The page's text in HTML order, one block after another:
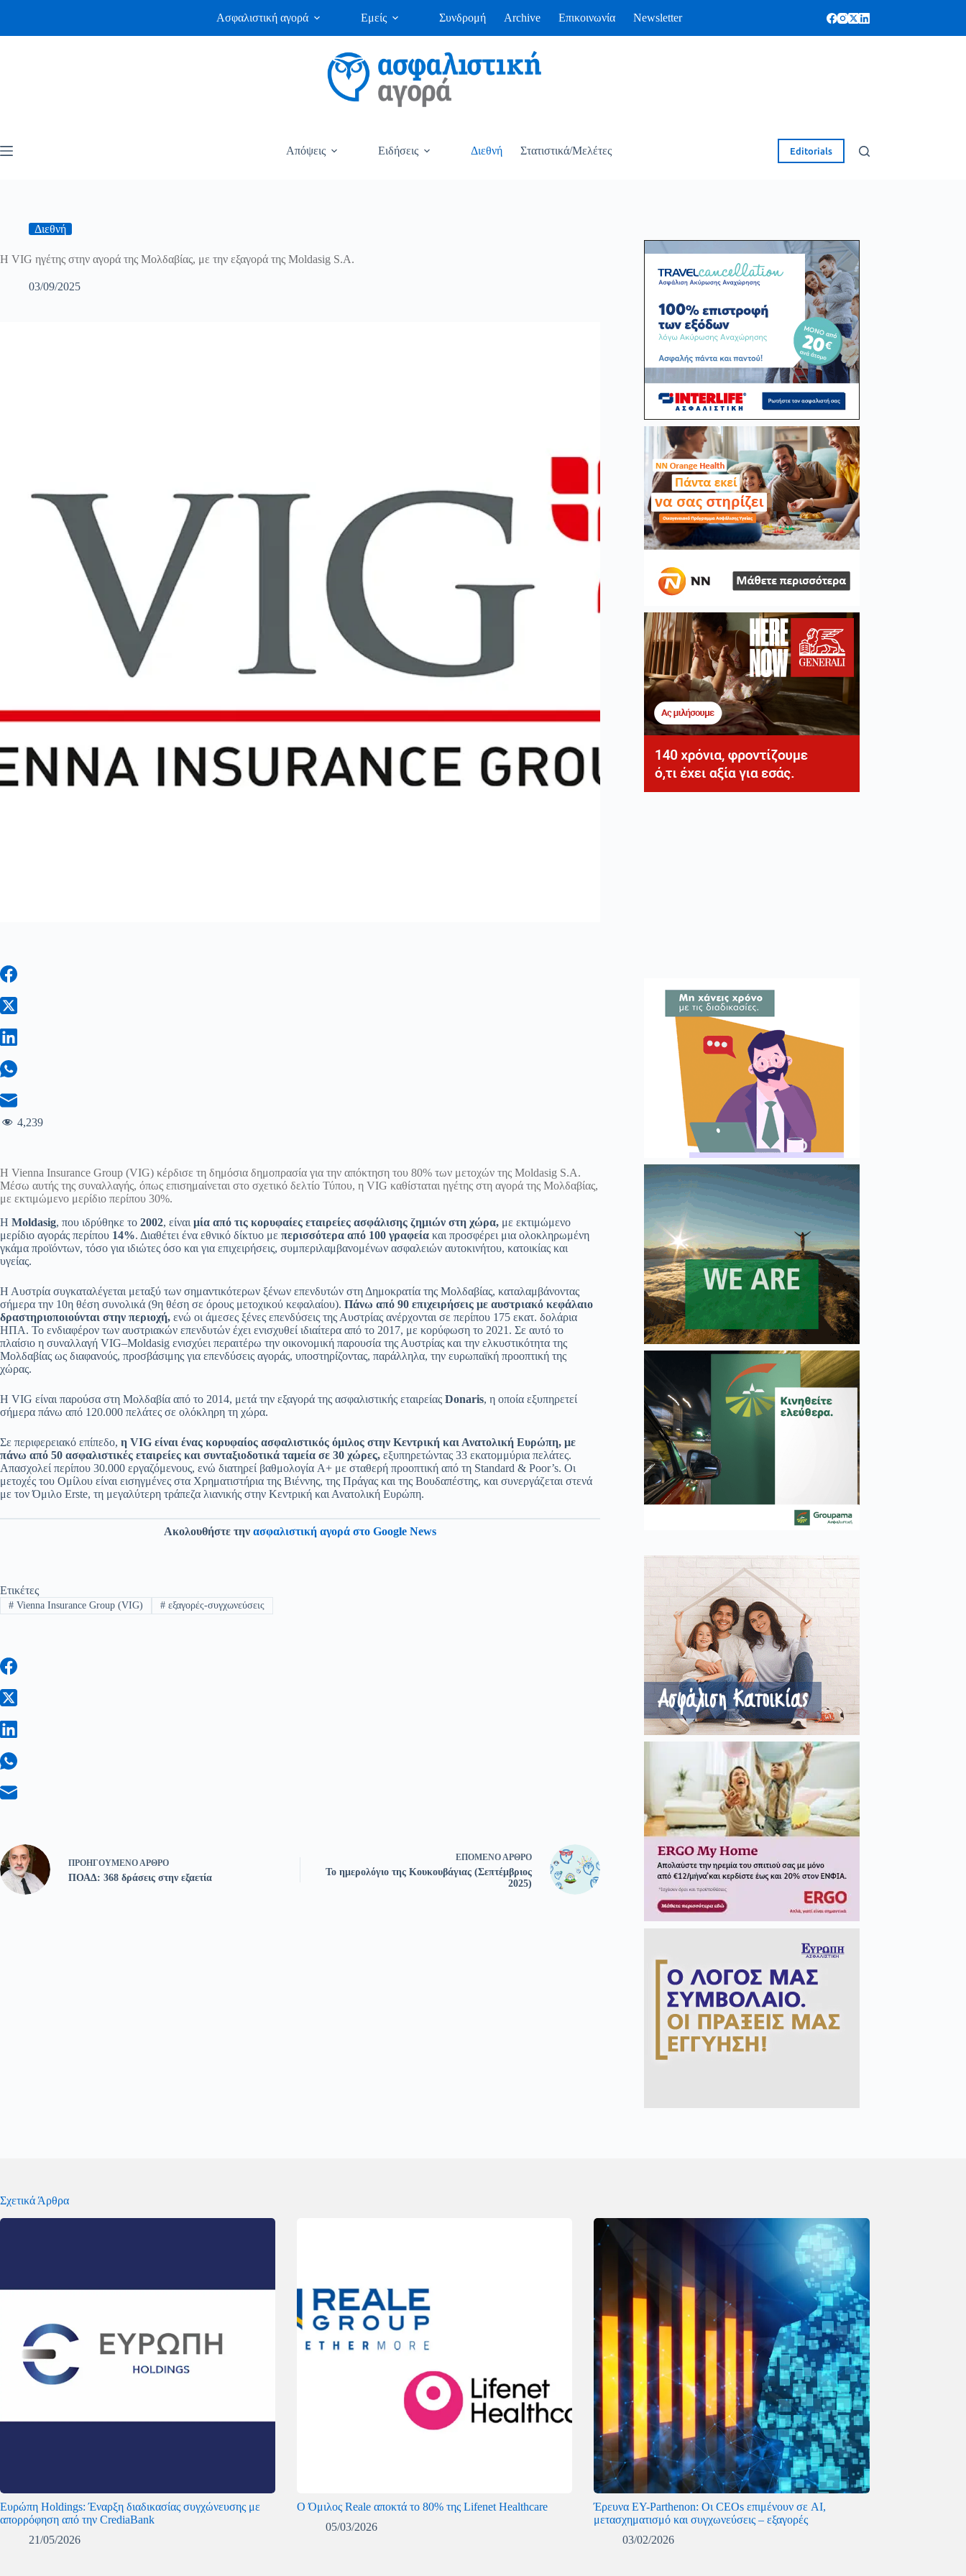
Ασφαλιστική αγορά Εμείς Συνδρομή Archive Επικοινωνία Newsletter
Απόψεις Ειδήσεις Διεθνή Στατιστικά/Μελέτες Editorials
Διεθνή
Η VIG ηγέτης στην αγορά της Μολδαβίας, με την εξαγορά της Moldasig S.A.
03/09/2025
4,239
Η Vienna Insurance Group (VIG) κέρδισε τη δημόσια δημοπρασία για την απόκτηση του 80% των μετοχών της Moldasig S.A.
Μέσω αυτής της συναλλαγής, όπως επισημαίνεται στο σχετικό δελτίο Τύπου, η VIG καθίσταται ηγέτης στη αγορά της Μολδαβίας,
με εκτιμώμενο μερίδιο περίπου 30%.
Η Moldasig, που ιδρύθηκε το 2002, είναι μία από τις κορυφαίες εταιρείες ασφάλισης ζημιών στη χώρα, με εκτιμώμενο
μερίδιο αγοράς περίπου 14%. Διαθέτει ένα εθνικό δίκτυο με περισσότερα από 100 γραφεία και προσφέρει μια ολοκληρωμένη
γκάμα προϊόντων, τόσο για ιδιώτες όσο και για επιχειρήσεις, συμπεριλαμβανομένων ασφαλειών αυτοκινήτου, κατοικίας και
υγείας.
Η Αυστρία συγκαταλέγεται μεταξύ των σημαντικότερων ξένων επενδυτών στη Δημοκρατία της Μολδαβίας, καταλαμβάνοντας
σήμερα την 10η θέση συνολικά (9η θέση σε όρους μετοχικού κεφαλαίου). Πάνω από 90 επιχειρήσεις με αυστριακό κεφάλαιο
δραστηριοποιούνται στην περιοχή, ενώ οι άμεσες ξένες επενδύσεις της Αυστρίας ανέρχονται σε περίπου 175 εκατ. δολάρια
ΗΠΑ. Το ενδιαφέρον των αυστριακών επενδυτών έχει ενισχυθεί ιδιαίτερα από το 2017, με κορύφωση το 2021. Σε αυτό το
πλαίσιο η συναλλαγή VIG–Moldasig ενισχύει περαιτέρω την οικονομική παρουσία της Αυστρίας και την ελκυστικότητα της
Μολδαβίας ως διαφανούς, προσβάσιμης για επενδύσεις αγοράς, υποστηρίζοντας, παράλληλα, την ευρωπαϊκή προοπτική της
χώρας.
Η VIG είναι παρούσα στη Μολδαβία από το 2014, μετά την εξαγορά της ασφαλιστικής εταιρείας Donaris, η οποία εξυπηρετεί
σήμερα πάνω από 120.000 πελάτες σε ολόκληρη τη χώρα.
Σε περιφερειακό επίπεδο, η VIG είναι ένας κορυφαίος ασφαλιστικός όμιλος στην Κεντρική και Ανατολική Ευρώπη, με
πάνω από 50 ασφαλιστικές εταιρείες και συνταξιοδοτικά ταμεία σε 30 χώρες, εξυπηρετώντας 33 εκατομμύρια πελάτες.
Απασχολεί περίπου 30.000 εργαζόμενους, ενώ διατηρεί βαθμολογία A+ με σταθερή προοπτική από τη Standard & Poor’s. Οι
μετοχές του Ομίλου είναι εισηγμένες στα Χρηματιστήρια της Βιέννης, της Πράγας και της Βουδαπέστης, και συνεργάζεται στενά
με τον Όμιλο Erste, τη μεγαλύτερη τράπεζα λιανικής στην Κεντρική και Ανατολική Ευρώπη.
Ακολουθήστε την ασφαλιστική αγορά στο Google News
Ετικέτες
#Vienna Insurance Group (VIG) #εξαγορές-συγχωνεύσεις
ΠΡΟΗΓΟΎΜΕΝΟ ΆΡΘΡΟ
ΠΟΑΔ: 368 δράσεις στην εξαετία
ΕΠΌΜΕΝΟ ΆΡΘΡΟ
Το ημερολόγιο της Κουκουβάγιας (Σεπτέμβριος
2025)
Σχετικά Άρθρα
Ευρώπη Holdings: Έναρξη διαδικασίας συγχώνευσης με
απορρόφηση από την CrediaBank
21/05/2026
Ο Όμιλος Reale αποκτά το 80% της Lifenet Healthcare
05/03/2026
Έρευνα EY-Parthenon: Οι CEOs επιμένουν σε AI,
μετασχηματισμό και συγχωνεύσεις – εξαγορές
03/02/2026